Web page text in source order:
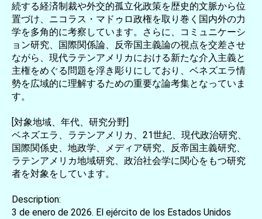
続する経済制裁や外交的孤立化政策を歴史的文脈から位
置づけ、ニコラス・マドゥロ政権を取り巻く国内外の力
学を多角的に考察しています。さらに、コミュニケーシ
ョン研究、国際関係論、反帝国主義論の視点を交差させ
ながら、現代ラテンアメリカにおける新たな介入主義と
主権をめぐる問題を浮き彫りにしており、ベネズエラ情
勢を広域的に理解するための重要な論考集となっていま
す。
[対象地域、年代、研究分野]
ベネズエラ、ラテンアメリカ、21世紀、現代政治研究、
国際関係史、地政学、メディア研究、反帝国主義研究、
ラテンアメリカ地域研究、政治社会学に関心をもつ研究
者を対象をしています。
Description:
3 de enero de 2026. El ejército de los Estados Unidos